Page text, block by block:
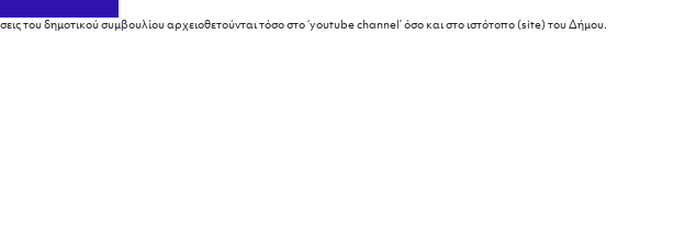
του δημοτικού συμβουλίου αρχειοθετούνται τόσο στο ‘youtube channel’ όσο και στο ιστότοπο (site) του Δήμου.